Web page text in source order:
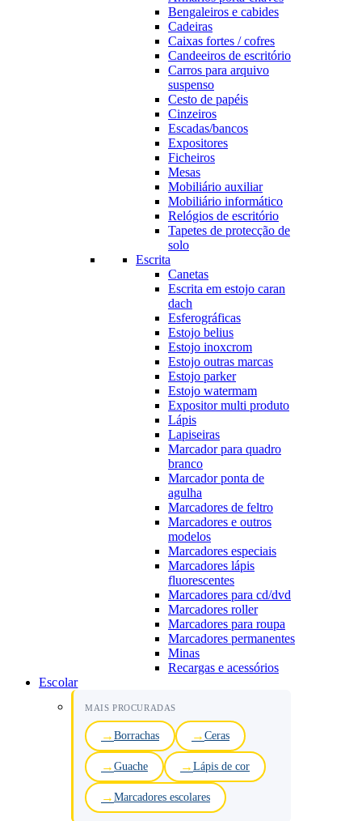
Bengaleiros e cabides
Cadeiras
Caixas fortes / cofres
Candeeiros de escritório
Carros para arquivo
suspenso
Cesto de papéis
Cinzeiros
Escadas/bancos
Expositores
Ficheiros
Mesas
Mobiliário auxiliar
Mobiliário informático
Relógios de escritório
Tapetes de protecção de
solo
Escrita
Canetas
Escrita em estojo caran
dach
Esferográficas
Estojo belius
Estojo inoxcrom
Estojo outras marcas
Estojo parker
Estojo watermam
Expositor multi produto
Lápis
Lapiseiras
Marcador para quadro
branco
Marcador ponta de
agulha
Marcadores de feltro
Marcadores e outros
modelos
Marcadores especiais
Marcadores lápis
fluorescentes
Marcadores para cd/dvd
Marcadores roller
Marcadores para roupa
Marcadores permanentes
Minas
Recargas e acessórios
Escolar
MAIS PROCURADAS
Borrachas Ceras
Guache Lápis de cor
Marcadores escolares